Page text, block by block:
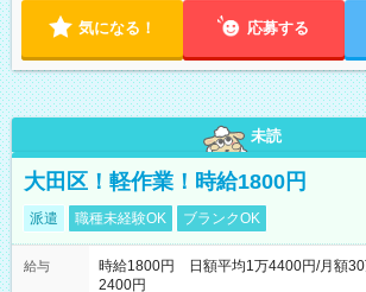
気になる！ 応募する
未読
大田区！軽作業！時給1800円
派遣 職種未経験OK ブランクOK
給与
時給1800円 日額平均1万4400円/月額
2400円